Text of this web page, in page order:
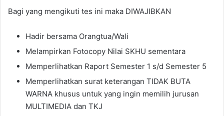
Bagi yang mengikuti tes ini maka DIWAJIBKAN
Hadir bersama Orangtua/Wali
Melampirkan Fotocopy Nilai SKHU sementara
Memperlihatkan Raport Semester 1 s/d Semester 5
Memperlihatkan surat keterangan TIDAK BUTA
WARNA khusus untuk yang ingin memilih jurusan
MULTIMEDIA dan TKJ